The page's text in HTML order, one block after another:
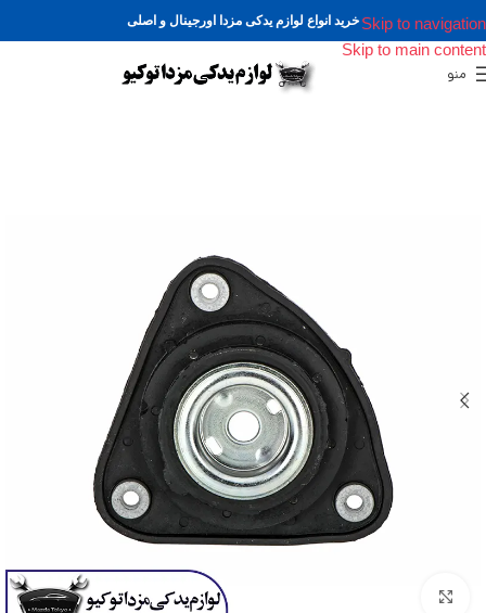
Skip to navigation
Skip to main content
خرید انواع لوازم یدکی مزدا اورجینال و اصلی
منو